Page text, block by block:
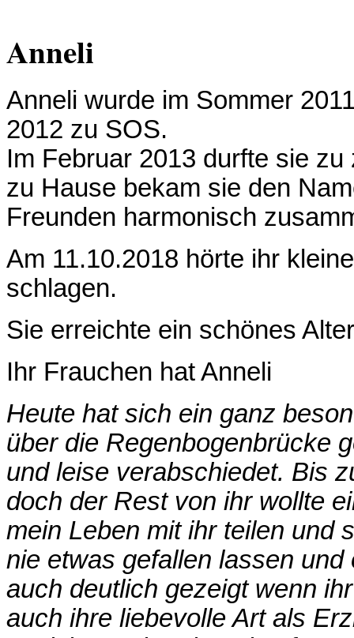
Anneli
Anneli wurde im Sommer
2012 zu SOS.
Im Februar 2013 durfte sie
zu Hause bekam sie den
Freunden harmonisch
Am 11.10.2018 hörte ihr
schlagen.
Sie erreichte ein schönes
Ihr Frauchen hat Anneli
Heute hat sich ein ganz
über die Regenbogenbrücke
und leise verabschiedet. Bis
doch der Rest von ihr wollte
mein Leben mit ihr teilen und
nie etwas gefallen lassen
auch deutlich gezeigt wenn
auch ihre liebevolle Art als